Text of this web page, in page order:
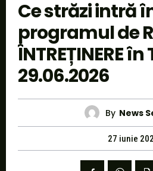
Ce străzi intră
programul de
ÎNTREȚINERE
29.06.2026
By News
27 iunie